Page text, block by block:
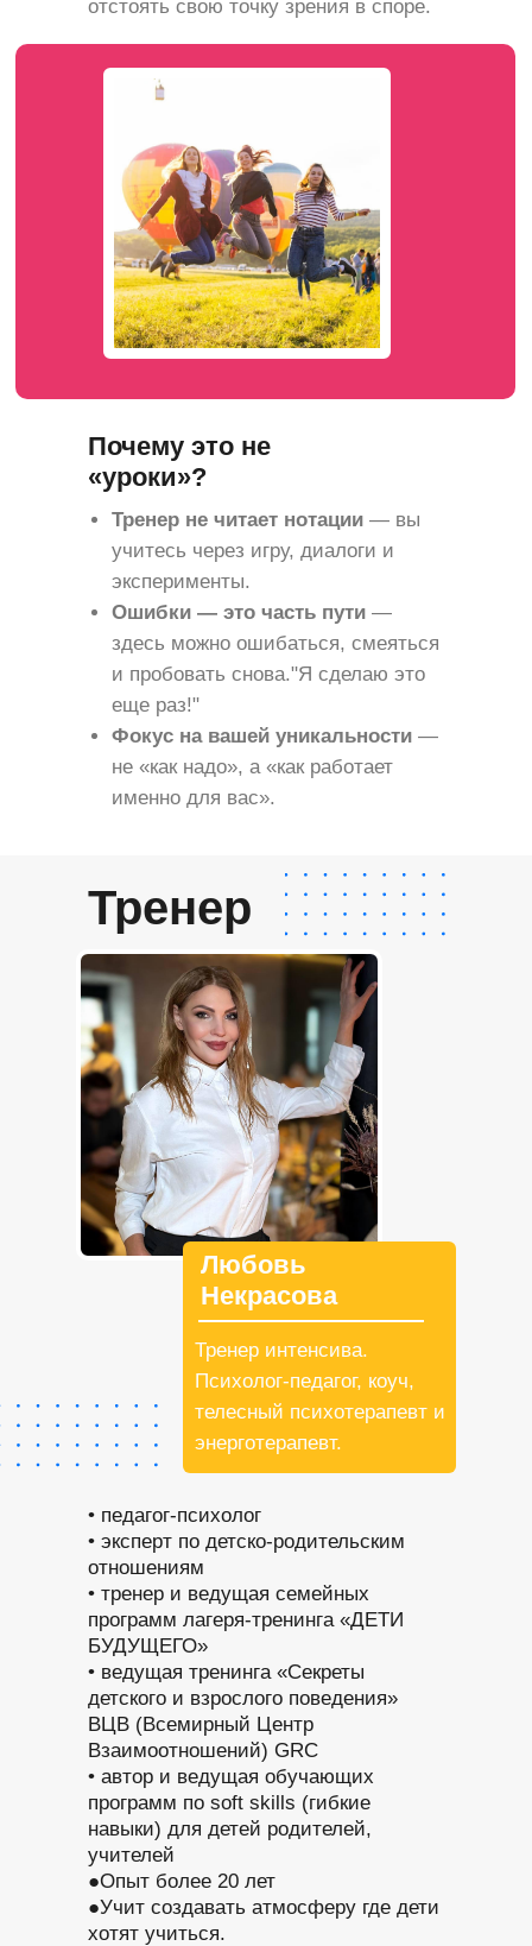
отстоять свою точку зрения в споре.
Тренер не читает нотации — вы
учитесь через игру, диалоги и
эксперименты.
Ошибки — это часть пути —
здесь можно ошибаться, смеяться
и пробовать снова."Я сделаю это
еще раз!"
Фокус на вашей уникальности —
не «как надо», а «как работает
именно для вас».
Почему это не
«уроки»?
Тренер
• педагог-психолог
• эксперт по детско-родительским
отношениям
• тренер и ведущая семейных
программ лагеря-тренинга «ДЕТИ
БУДУЩЕГО»
• ведущая тренинга «Секреты
детского и взрослого поведения»
ВЦВ (Всемирный Центр
Взаимоотношений) GRC
• автор и ведущая обучающих
программ по soft skills (гибкие
навыки) для детей родителей,
учителей
●Опыт более 20 лет
●Учит создавать атмосферу где дети
хотят учиться.
Тренер интенсива.
Психолог-педагог, коуч,
телесный психотерапевт и
энерготерапевт.
Любовь
Некрасова